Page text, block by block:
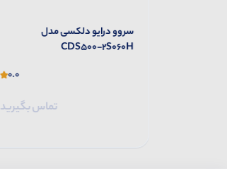
سروو درایو دلکسی مدل
CDS500-2S060H
0.0
تماس بگیرید